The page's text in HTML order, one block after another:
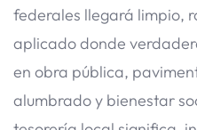
federales llegará limpio,
aplicado donde
en obra pública,
alumbrado y bienestar